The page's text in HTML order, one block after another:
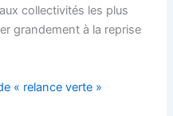
collectivités les plus
grandement à la reprise
« relance verte »